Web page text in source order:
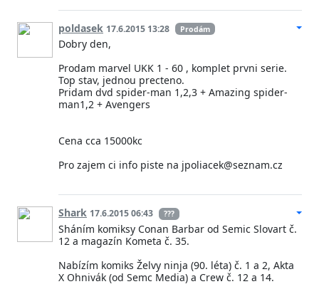
poldasek 17.6.2015 13:28 Prodám
Dobry den,
Prodam marvel UKK 1 - 60 , komplet prvni serie.
Top stav, jednou precteno.
Pridam dvd spider-man 1,2,3 + Amazing spider-
man1,2 + Avengers
Cena cca 15000kc
Pro zajem ci info piste na jpoliacek@seznam.cz
Shark 17.6.2015 06:43 ???
Sháním komiksy Conan Barbar od Semic Slovart č.
12 a magazín Kometa č. 35.
Nabízím komiks Želvy ninja (90. léta) č. 1 a 2, Akta
X Ohnivák (od Semc Media) a Crew č. 12 a 14.